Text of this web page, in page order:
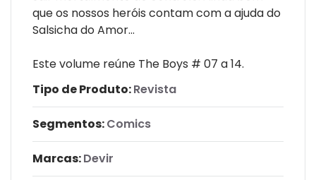
que os nossos heróis contam com a ajuda do
Salsicha do Amor...
Este volume reúne The Boys # 07 a 14.
Tipo de Produto:Revista
Segmentos:Comics
Marcas:Devir